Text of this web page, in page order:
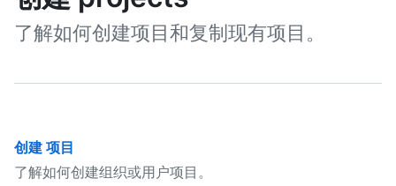
了解如何创建项目和复制现有项目。
创建 项目
了解如何创建组织或用户项目。